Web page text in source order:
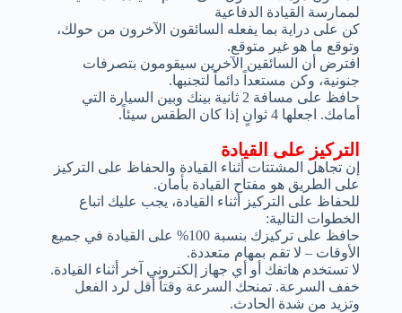
التركيز على القيادة
إن تجاهل المشتتات أثناء القيادة والحفاظ على التركيز
على الطريق هو مفتاح القيادة بأمان.
للحفاظ على التركيز أثناء القيادة، يجب عليك اتباع
الخطوات التالية:
حافظ على تركيزك بنسبة 100% على القيادة في جميع
الأوقات – لا تقم بمهام متعددة.
لا تستخدم هاتفك أو أي جهاز إلكتروني آخر أثناء القيادة.
خفف السرعة. تمنحك السرعة وقتاً أقل لرد الفعل
وتزيد من شدة الحادث.
لممارسة القيادة الدفاعية
كن على دراية بما يفعله السائقون الآخرون من حولك،
وتوقع ما هو غير متوقع.
افترض أن السائقين الآخرين سيقومون بتصرفات
جنونية، وكن مستعداً دائماً لتجنبها.
حافظ على مسافة 2 ثانية بينك وبين السيارة التي
أمامك. اجعلها 4 ثوانٍ إذا كان الطقس سيئاً.